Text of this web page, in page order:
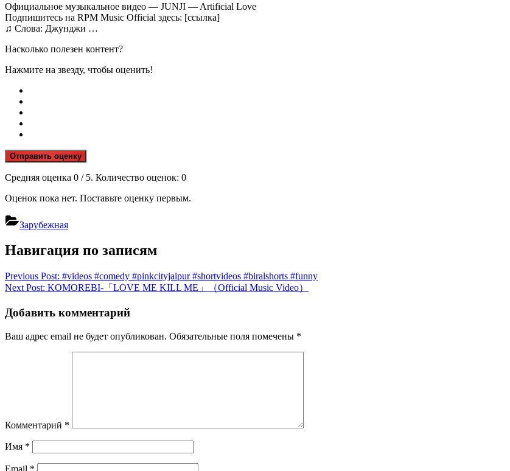
Официальное музыкальное видео — JUNJI — Artificial Love
Подпишитесь на RPM Music Official здесь: [ссылка]
♫ Слова: Джунджи …
Насколько полезен контент?
Нажмите на звезду, чтобы оценить!
Отправить оценку
Средняя оценка 0 / 5. Количество оценок: 0
Оценок пока нет. Поставьте оценку первым.
Зарубежная
Навигация по записям
Previous Post: #videos #comedy #pinkcityjaipur #shortvideos #biralshorts #funny
Next Post: KOMOREBI-「LOVE ME KILL ME」（Official Music Video）
Добавить комментарий
Ваш адрес email не будет опубликован. Обязательные поля помечены *
Комментарий *
Имя *
Email *